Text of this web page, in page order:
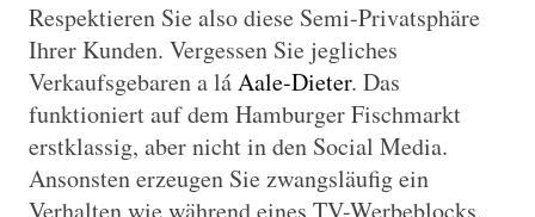
Respektieren Sie also diese Semi-Privatsphäre
Ihrer Kunden. Vergessen Sie jegliches
Verkaufsgebaren a láAale-Dieter. Das
funktioniert auf dem Hamburger Fischmarkt
erstklassig, aber nicht in den Social Media.
Ansonsten erzeugen Sie zwangsläufig ein